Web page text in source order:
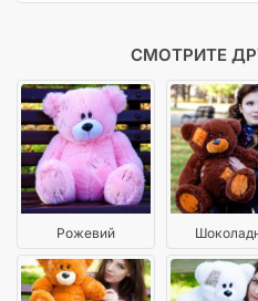
СМОТРИТЕ
Рожевий